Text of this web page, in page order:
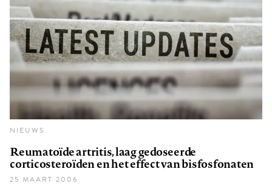
NIEUWS
Reumatoïde artritis, laag gedoseerde
corticosteroïden en het effect van bisfosfonaten
25 MAART 2006